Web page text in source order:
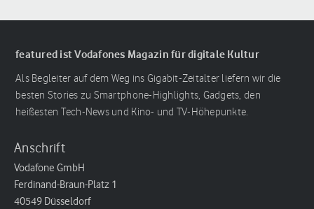
featured ist Vodafones Magazin für digitale Kultur
Als Begleiter auf dem Weg ins Gigabit-Zeitalter liefern wir die
besten Stories zu Smartphone-Highlights, Gadgets, den
heißesten Tech-News und Kino- und TV-Höhepunkte.
Anschrift
Vodafone GmbH
Ferdinand-Braun-Platz 1
40549 Düsseldorf